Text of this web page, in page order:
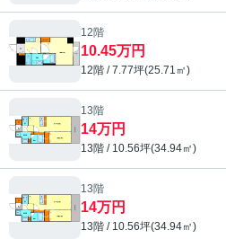
12階
10.45万円
12階 / 7.77坪(25.71㎡)
13階
14万円
13階 / 10.56坪(34.94㎡)
13階
14万円
13階 / 10.56坪(34.94㎡)